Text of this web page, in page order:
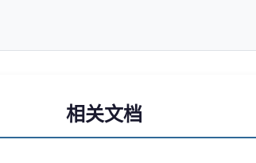
相关文档